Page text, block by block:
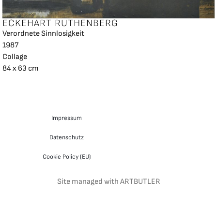
ECKEHART RUTHENBERG
Verordnete Sinnlosigkeit
1987
Collage
84 x 63 cm
Impressum
Datenschutz
Cookie Policy (EU)
Site managed with ARTBUTLER